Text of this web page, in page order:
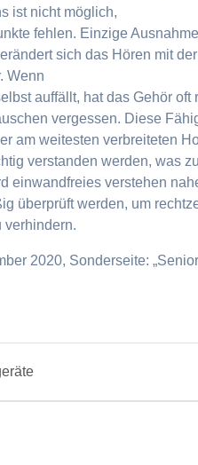
ist nicht möglich,
fehlen. Einzige
sich das Hören mit
Wenn
auffällt, hat das Gehör
vergessen. Diese
am weitesten verbreiteten
verstanden werden, was
einwandfreies verstehen
überprüft werden, um
verhindern.
2020, Sonderseite: